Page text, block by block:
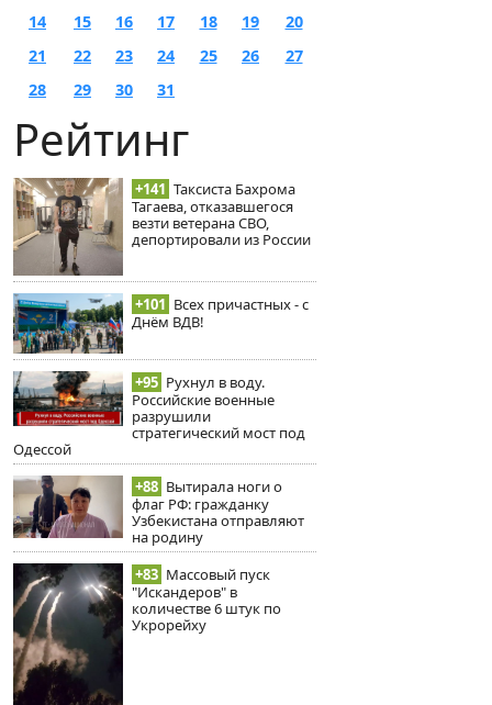
14
15 16 17 18 19
20
21
22 23 24 25 26
27
28
29 30 31
Рейтинг
+141 Таксиста Бахрома
Тагаева, отказавшегося
везти ветерана СВО,
депортировали из России
+101 Всех причастных - с
Днём ВДВ!
+95 Рухнул в воду.
Российские военные
разрушили
стратегический мост под
Одессой
+88 Вытирала ноги о
флаг РФ: гражданку
Узбекистана отправляют
на родину
+83 Массовый пуск
"Искандеров" в
количестве 6 штук по
Укрорейху